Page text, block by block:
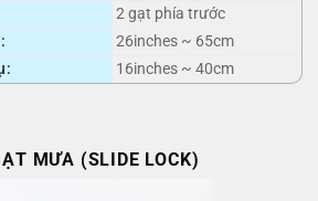
2 gạt phía trước
26inches ~ 65cm
16inches ~ 40cm
MƯA (SLIDE LOCK)